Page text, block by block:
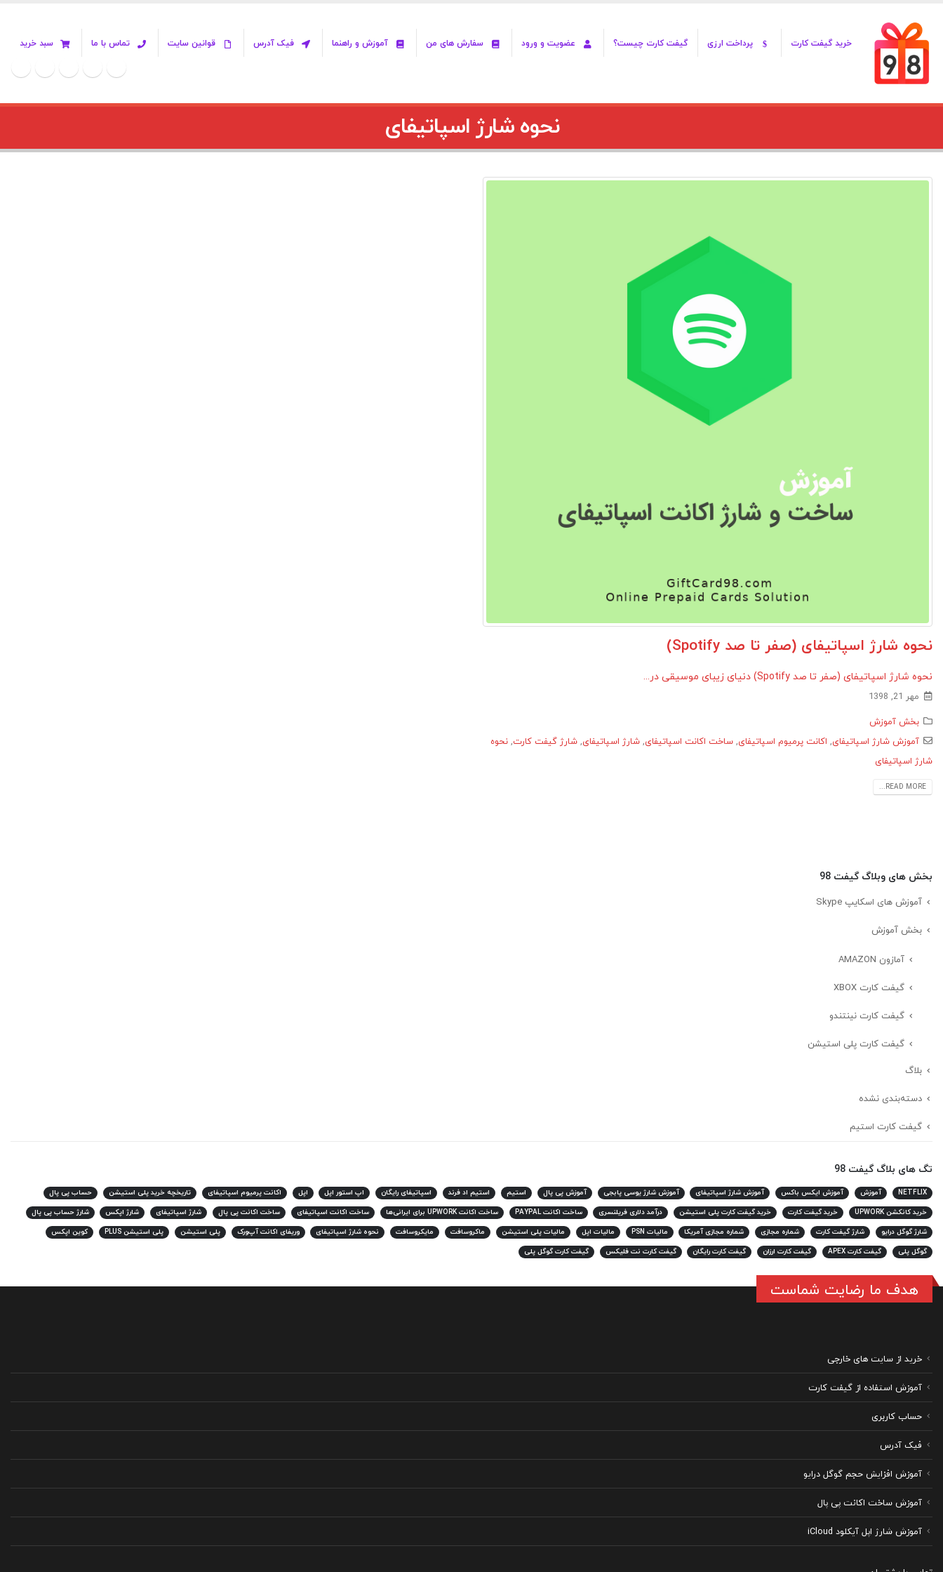
خرید گیفت کارت پرداخت ارزی گیفت کارت چیست؟ عضویت و ورود سفارش های من آموزش و راهنما فیک آدرس قوانین سایت تماس با ما سبد خرید
نحوه شارژ اسپاتیفای
نحوه شارژ‌ اسپاتیفای (صفر تا صد Spotify)
نحوه شارژ‌ اسپاتیفای (صفر تا صد Spotify) دنیای زیبای موسیقی در...
مهر 21, 1398
بخش آموزش
آموزش شارژ اسپاتیفای, اکانت پرمیوم اسپاتیفای, ساخت اکانت اسپاتیفای, شارژ اسپاتیفای, شارژ گیفت کارت, نحوه
شارژ اسپاتیفای
READ MORE...
بخش های وبلاگ گیفت 98
آموزش های اسکایپ Skype
بخش آموزش
آمازون AMAZON
گیفت کارت XBOX
گیفت کارت نینتندو
گیفت کارت پلی استیشن
بلاگ
دسته‌بندی نشده
گیفت کارت استیم
تگ های بلاگ گیفت 98
NETFLIX آموزش آموزش ایکس باکس آموزش شارژ اسپاتیفای آموزش شارژ یوسی پابجی آموزش پی پال استیم استیم اد فرند اسپاتیفای رایگان اپ استور اپل اپل اکانت پرمیوم اسپاتیفای تاریخچه خرید پلی استیشن
حساب پی پال
خرید کانکشن UPWORK
خرید گیفت کارت خرید گیفت کارت پلی استیشن درآمد دلاری فریلنسری ساخت اکانت PAYPAL ساخت اکانت UPWORK برای ایرانی‌ها ساخت اکانت اسپاتیفای ساخت اکانت پی پال شارژ اسپاتیفای شارژ اپکس
شارژ حساب پی پال
شارژ گوگل درایو
شارژ گیفت کارت شماره مجازی شماره مجازی آمریکا مالیات PSN مالیات اپل مالیات پلی استیشن ماکروسافت مایکروسافت نحوه شارژ اسپاتیفای وریفای اکانت آپ‌ورک پلی استیشن پلی استیشن PLUS
کوین اپکس
گوگل پلی
گیفت کارت APEX گیفت کارت ارزان گیفت کارت رایگان گیفت کارت نت فلیکس گیفت کارت گوگل پلی
هدف ما رضایت شماست
خرید از سایت های خارجی
آموزش استفاده از گیفت کارت
حساب کاربری
فیک آدرس
آموزش افزایش حجم گوگل درایو
آموزش ساخت اکانت پی پال
آموزش شارژ اپل آیکلود iCloud